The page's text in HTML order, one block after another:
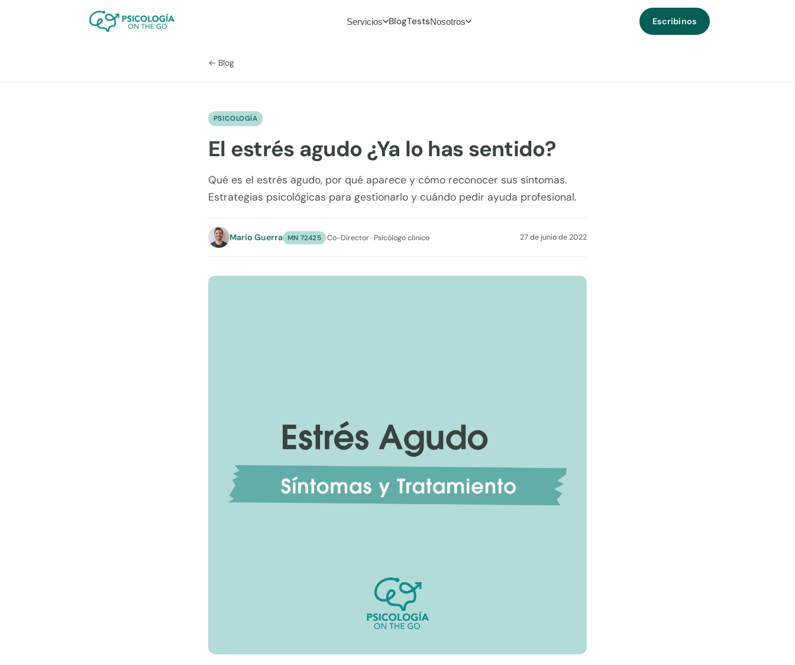
Servicios BlogTestsNosotros Escribinos
← Blog
PSICOLOGÍA
El estrés agudo ¿Ya lo has sentido?
Qué es el estrés agudo, por qué aparece y cómo reconocer sus síntomas.
Estrategias psicológicas para gestionarlo y cuándo pedir ayuda profesional.
Mario Guerra MN 72425 ·Co-Director · Psicólogo clínico 27 de junio de 2022